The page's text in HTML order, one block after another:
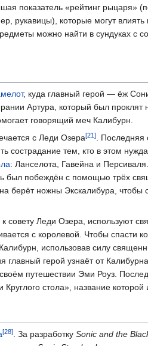
показатель «рейтинг рыцаря»
рукавицы), которые могут
можно найти в сундуках с
, куда главный герой — ёж
Артура, который был
говорящий меч Калибурн.
с Леди Озера
.
тем, кто в этом
: Ланселота, Гавейна и
был побеждён с помощью трёх
берёт ножны Экскалибура, чтобы
Леди Озера, используют
с королевой. Чтобы спасти
использовав силу
главный герой узнаёт от
путешествии Эми Роуз.
Круглого стола», название
. За разработку Sonic and the